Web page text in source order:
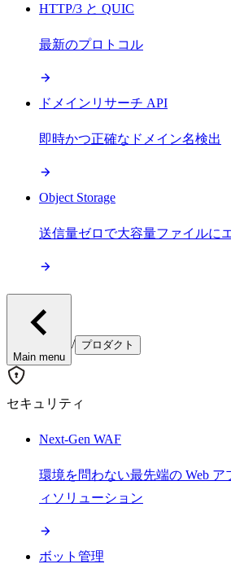
HTTP/3 と QUIC
最新のプロトコル
ドメインリサーチ API
即時かつ正確なドメイン名検出
Object Storage
送信量ゼロで大容量ファイルに
Main menu
/ プロダクト
セキュリティ
Next-Gen WAF
環境を問わない最先端の Web
ィソリューション
ボット管理